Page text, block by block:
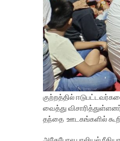
குற்றத்தில்
வைத்து
தந்தை ஊடகங்களில்